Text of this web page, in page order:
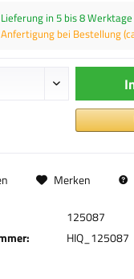
Lieferung in 5 bis 8 Werktage
Anfertigung bei Bestellung
Merken
125087
HIQ_125087